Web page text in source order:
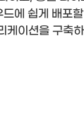
드에 쉽게
을 구축하